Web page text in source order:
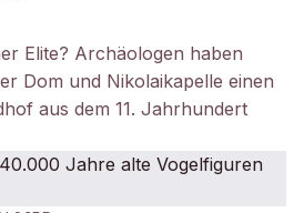
Elite? Archäologen haben
Dom und Nikolaikapelle einen
aus dem 11. Jahrhundert